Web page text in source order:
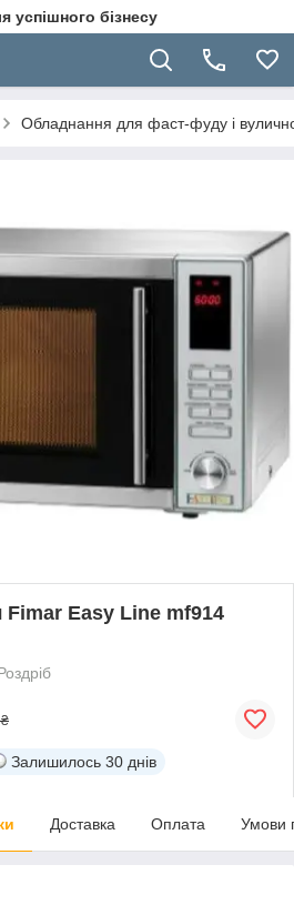
успішного бізнесу
Обладнання для фаст-фуду і
Fimar Easy Line mf914
Залишилось 30 днів
Доставка Оплата Умови